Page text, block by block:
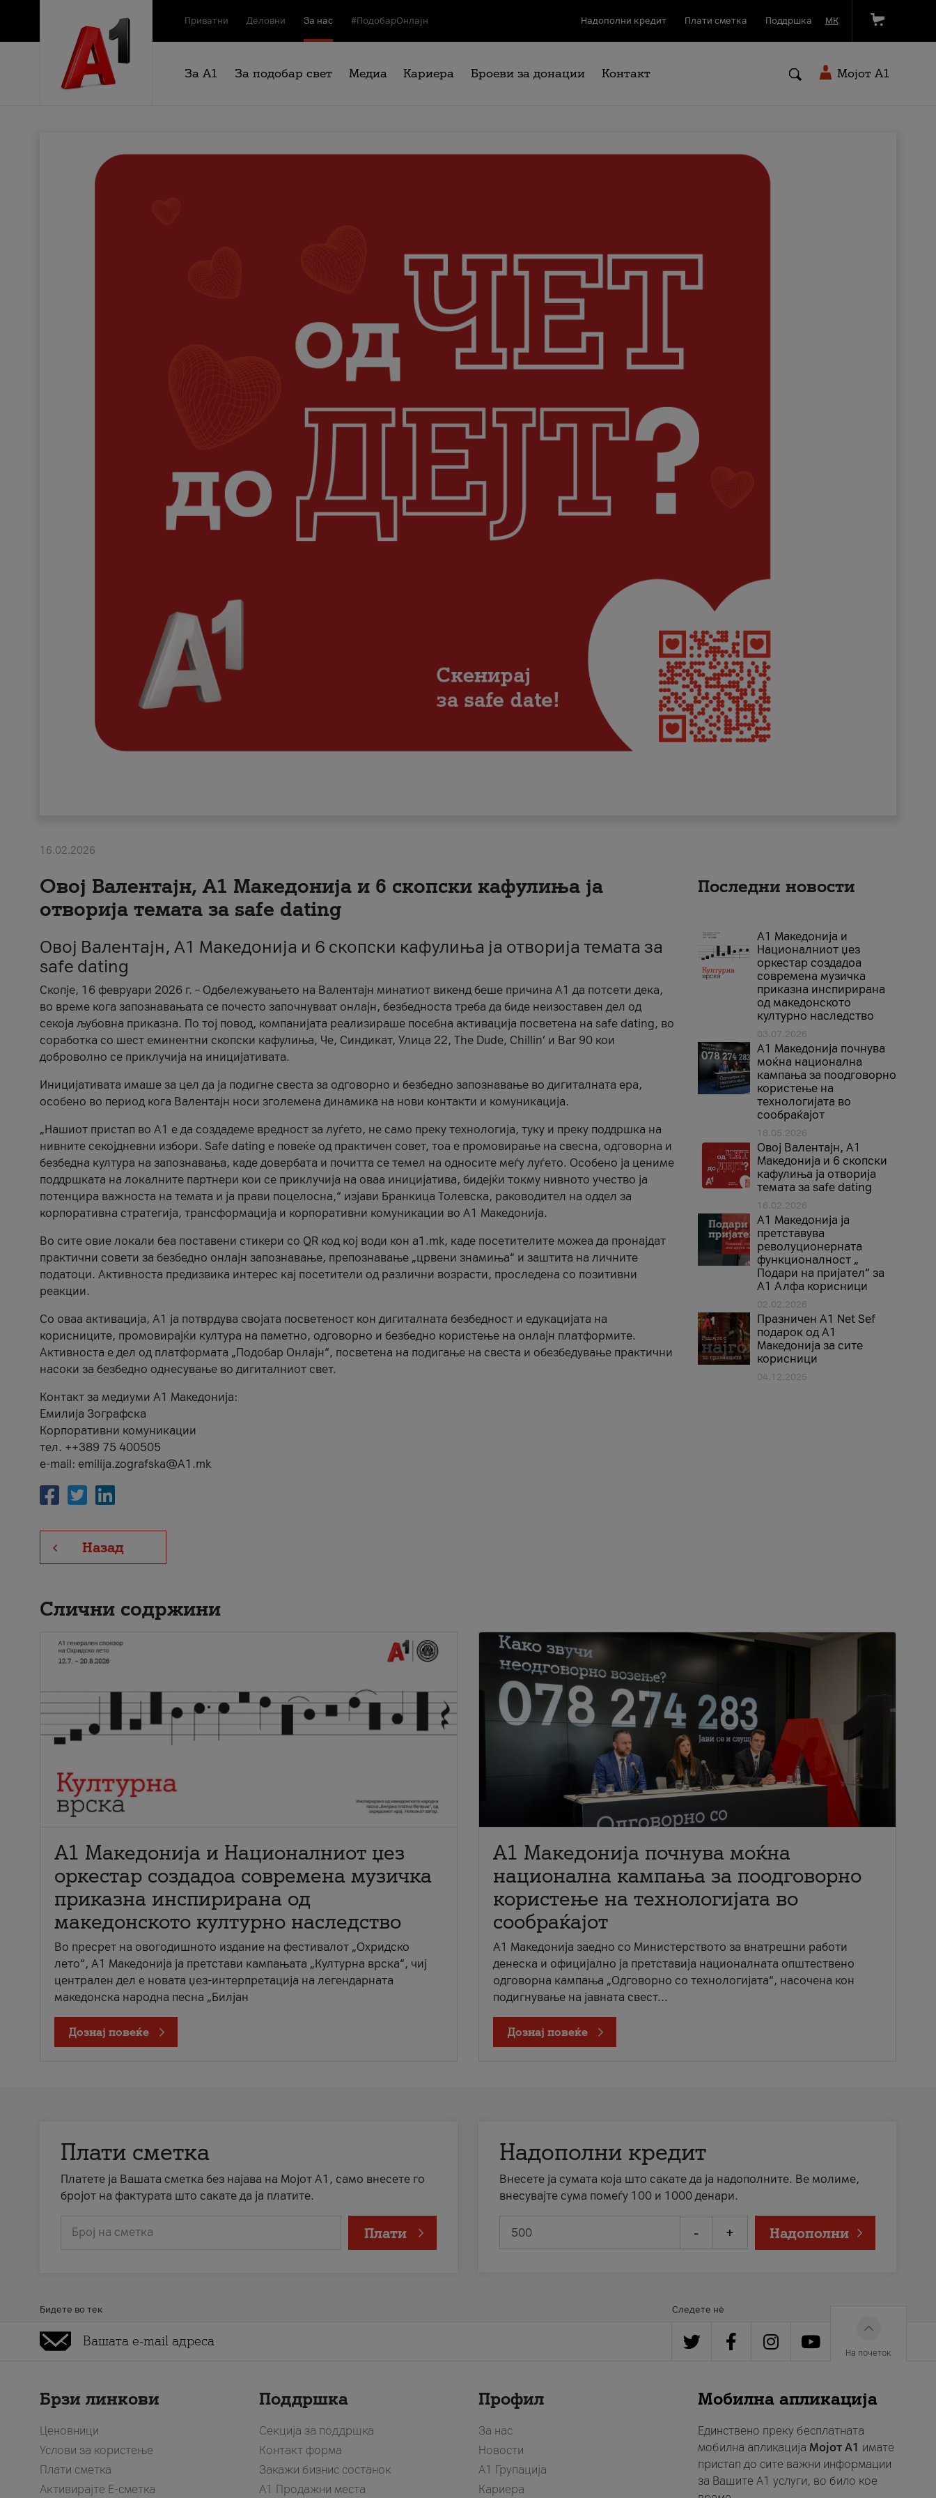
Приватни Деловни За нас #ПодобарОнлајн Надополни кредит Плати сметка Поддршка МК
За А1 За подобар свет Медиа Кариера Броеви за донации Контакт Мојот A1
16.02.2026
Овој Валентајн, A1 Македонија и 6 скопски кафулиња ја
отворија темата за safe dating
Овој Валентајн, A1 Македонија и 6 скопски кафулиња ја отворија темата за
safe dating
Скопје, 16 февруари 2026 г. – Одбележувањето на Валентајн минатиот викенд беше причина А1 да потсети дека,
во време кога запознавањата се почесто започнуваат онлајн, безбедноста треба да биде неизоставен дел од
секоја љубовна приказна. По тој повод, компанијата реализираше посебна активација посветена на safe dating, во
соработка со шест еминентни скопски кафулиња, Че, Синдикат, Улица 22, The Dude, Chillin’ и Bar 90 кои
доброволно се приклучија на иницијативата.
Иницијативата имаше за цел да ја подигне свеста за одговорно и безбедно запознавање во дигиталната ера,
особено во период кога Валентајн носи зголемена динамика на нови контакти и комуникација.
„Нашиот пристап во А1 е да создадеме вредност за луѓето, не само преку технологија, туку и преку поддршка на
нивните секојдневни избори. Safe dating е повеќе од практичен совет, тоа е промовирање на свесна, одговорна и
безбедна култура на запознавања, каде довербата и почитта се темел на односите меѓу луѓето. Особено ја цениме
поддршката на локалните партнери кои се приклучија на оваа иницијатива, бидејќи токму нивното учество ја
потенцира важноста на темата и ја прави поцелосна,“ изјави Бранкица Толевска, раководител на оддел за
корпоративна стратегија, трансформација и корпоративни комуникации во А1 Македонија.
Во сите овие локали беа поставени стикери со QR код кој води кон a1.mk, каде посетителите можеа да пронајдат
практични совети за безбедно онлајн запознавање, препознавање „црвени знамиња“ и заштита на личните
податоци. Активноста предизвика интерес кај посетители од различни возрасти, проследена со позитивни
реакции.
Со оваа активација, А1 ја потврдува својата посветеност кон дигиталната безбедност и едукацијата на
корисниците, промовирајќи култура на паметно, одговорно и безбедно користење на онлајн платформите.
Активноста е дел од платформата „Подобар Онлајн“, посветена на подигање на свеста и обезбедување практични
насоки за безбедно однесување во дигиталниот свет.
Контакт за медиуми А1 Македонија:
Емилија Зографска
Корпоративни комуникации
тел. ++389 75 400505
e-mail: emilija.zografska@A1.mk
Назад
Последни новости
А1 Македонија и
Националниот џез
оркестар создадоа
современа музичка
приказна инспирирана
од македонското
културно наследство
03.07.2026
A1 Македонија почнува
моќна национална
кампања за поодговорно
користење на
технологијата во
сообраќајот
18.05.2026
Овој Валентајн, A1
Македонија и 6 скопски
кафулиња ја отворија
темата за safe dating
16.02.2026
А1 Македонија ја
претставува
револуционерната
функционалност „
Подари на пријател“ за
А1 Алфа корисници
02.02.2026
Празничен A1 Net Sеf
подарок од А1
Македонија за сите
корисници
04.12.2025
Слични содржини
А1 Македонија и Националниот џез
оркестар создадоа современа музичка
приказна инспирирана од
македонското културно наследство
Во пресрет на овогодишното издание на фестивалот „Охридско
лето“, А1 Македонија ја претстави кампањата „Културна врска“, чиј
централен дел е новата џез-интерпретација на легендарната
македонска народна песна „Билјан
Дознај повеќе
A1 Македонија почнува моќна
национална кампања за поодговорно
користење на технологијата во
сообраќајот
A1 Македонија заедно со Министерството за внатрешни работи
денеска и официјално ја претставија националната општествено
одговорна кампања „Одговорно со технологијата“, насочена кон
подигнување на јавната свест...
Дознај повеќе
Плати сметка
Платете ја Вашата сметка без најава на Мојот А1, само внесете го
бројот на фактурата што сакате да ја платите.
Број на сметка Плати
Надополни кредит
Внесете ја сумата која што сакате да ја надополните. Ве молиме,
внесувајте сума помеѓу 100 и 1000 денари.
- + Надополни
Бидете во тек Следете нè
На почеток
Брзи линкови
Ценовници
Услови за користење
Плати сметка
Активирајте Е-сметка
Поддршка
Секција за поддршка
Контакт форма
Закажи бизнис состанок
A1 Продажни места
Профил
За нас
Новости
А1 Групација
Кариера
Мобилна апликација
Единствено преку бесплатната
мобилна апликација Мојот A1 имате
пристап до сите важни информации
за Вашите A1 услуги, во било кое